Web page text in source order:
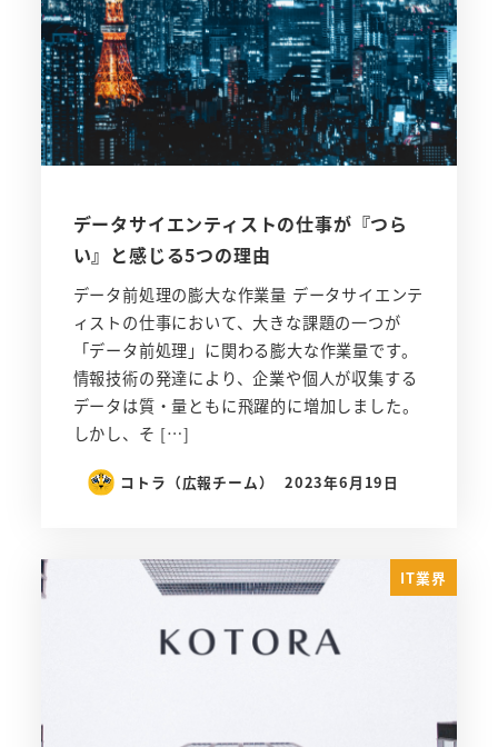
データサイエンティストの仕事が『つら
い』と感じる5つの理由
データ前処理の膨大な作業量 データサイエンテ
ィストの仕事において、大きな課題の一つが
「データ前処理」に関わる膨大な作業量です。
情報技術の発達により、企業や個人が収集する
データは質・量ともに飛躍的に増加しました。
しかし、そ […]
コトラ（広報チーム） 2023年6月19日
IT業界